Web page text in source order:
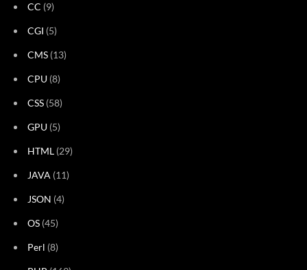
CC (9)
CGI (5)
CMS (13)
CPU (8)
CSS (58)
GPU (5)
HTML (29)
JAVA (11)
JSON (4)
OS (45)
Perl (8)